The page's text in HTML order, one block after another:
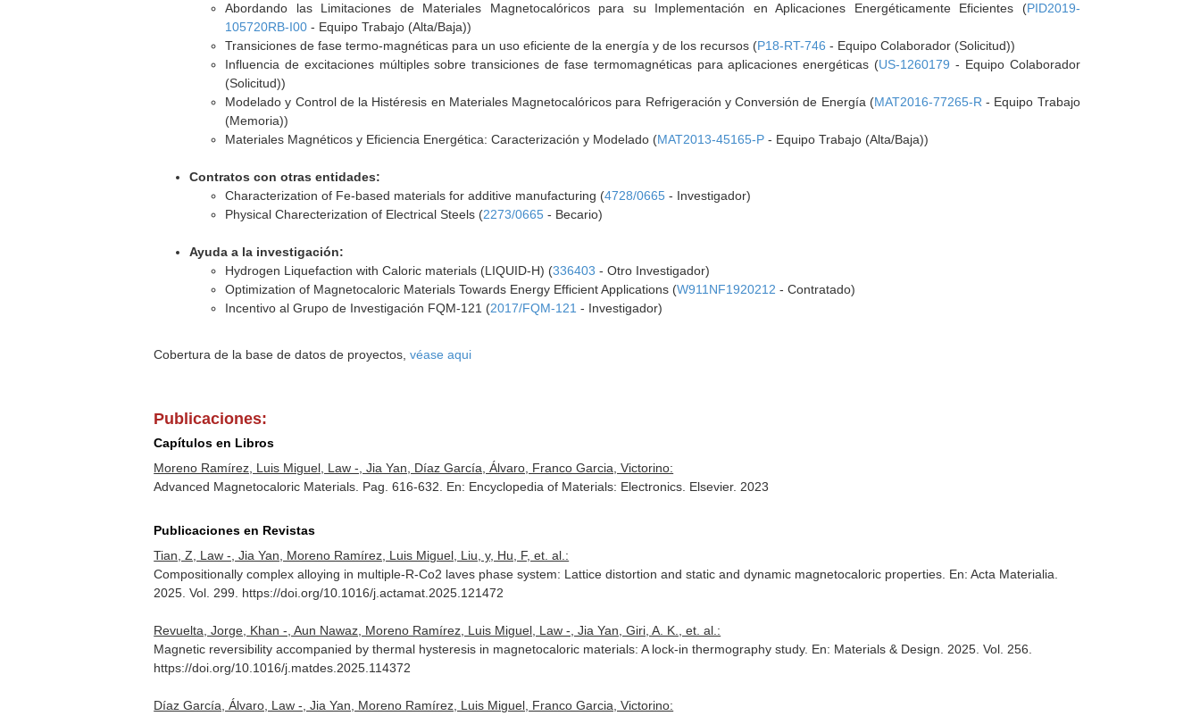
Abordando las Limitaciones de Materiales Magnetocalóricos para su Implementación en Aplicaciones Energéticamente Eficientes (PID2019-
105720RB-I00 - Equipo Trabajo (Alta/Baja))
Transiciones de fase termo-magnéticas para un uso eficiente de la energía y de los recursos (P18-RT-746 - Equipo Colaborador (Solicitud))
Influencia de excitaciones múltiples sobre transiciones de fase termomagnéticas para aplicaciones energéticas (US-1260179 - Equipo Colaborador
(Solicitud))
Modelado y Control de la Histéresis en Materiales Magnetocalóricos para Refrigeración y Conversión de Energía (MAT2016-77265-R - Equipo Trabajo
(Memoria))
Materiales Magnéticos y Eficiencia Energética: Caracterización y Modelado (MAT2013-45165-P - Equipo Trabajo (Alta/Baja))
Contratos con otras entidades:
Characterization of Fe-based materials for additive manufacturing (4728/0665 - Investigador)
Physical Charecterization of Electrical Steels (2273/0665 - Becario)
Ayuda a la investigación:
Hydrogen Liquefaction with Caloric materials (LIQUID-H) (336403 - Otro Investigador)
Optimization of Magnetocaloric Materials Towards Energy Efficient Applications (W911NF1920212 - Contratado)
Incentivo al Grupo de Investigación FQM-121 (2017/FQM-121 - Investigador)
Cobertura de la base de datos de proyectos,véase aqui
Publicaciones:
Capítulos en Libros
Moreno Ramírez, Luis Miguel, Law -, Jia Yan, Díaz García, Álvaro, Franco Garcia, Victorino:
Advanced Magnetocaloric Materials. Pag. 616-632. En: Encyclopedia of Materials: Electronics . Elsevier. 2023
Publicaciones en Revistas
Tian, Z, Law -, Jia Yan, Moreno Ramírez, Luis Miguel, Liu, y, Hu, F, et. al.:
Compositionally complex alloying in multiple-R-Co2 laves phase system: Lattice distortion and static and dynamic magnetocaloric properties. En: Acta Materialia
2025. Vol. 299. https://doi.org/10.1016/j.actamat.2025.121472
Revuelta, Jorge, Khan -, Aun Nawaz, Moreno Ramírez, Luis Miguel, Law -, Jia Yan, Giri, A. K., et. al.:
Magnetic reversibility accompanied by thermal hysteresis in magnetocaloric materials: A lock-in thermography study. En: Materials & Design . 2025. Vol. 256.
https://doi.org/10.1016/j.matdes.2025.114372
Díaz García, Álvaro, Law -, Jia Yan, Moreno Ramírez, Luis Miguel, Franco Garcia, Victorino: